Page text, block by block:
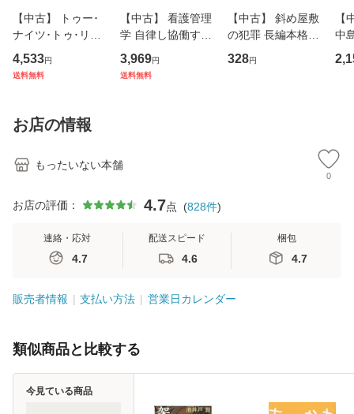
【中古】 トゥー･
ナイツ･トゥ･リメ
ンバー / フェア・
ウォーニング / [C
4,533円
送料無料
【中古】 看護管理
学 自律し協働する
専門職の看護マネ
ジメントスキル 改
3,969円
送料無料
【中古】 斜め屋敷
の犯罪 長編本格推
理小説 (光文社文
庫) / 島田荘司 / 光
328円
【
中島
【
料
お店の情報
もったいない本舗
0
お店の評価： 4.7点 (828件)
連絡・応対
4.7
配送スピード
4.6
梱包
4.7
販売者情報 支払い方法 営業日カレンダー
類似商品と比較する
今見ている商品